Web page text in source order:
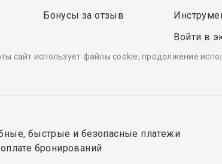
Бонусы за отзыв
Войти в
сайт использует файлы cookie, продолжение
быстрые и безопасные платежи
бронирований